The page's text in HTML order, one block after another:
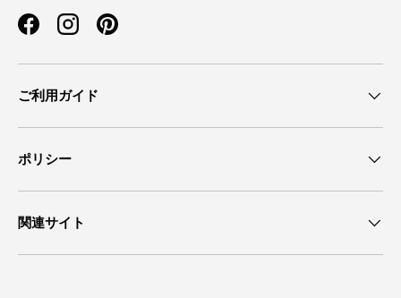
FacebookInstagramPinterest
ご利用ガイド
ポリシー
関連サイト